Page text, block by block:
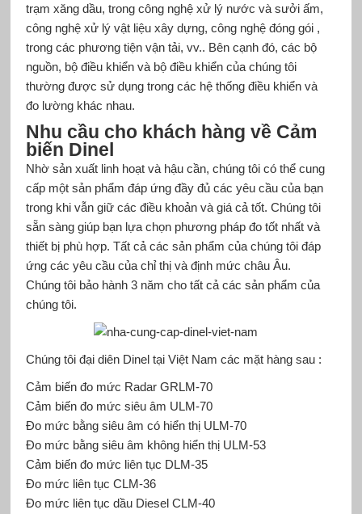
trạm xăng dầu, trong công nghệ xử lý nước và sưởi ấm,
công nghệ xử lý vật liệu xây dựng, công nghệ đóng gói ,
trong các phương tiện vận tải, vv.. Bên cạnh đó, các bộ
nguồn, bộ điều khiển và bộ điều khiển của chúng tôi
thường được sử dụng trong các hệ thống điều khiển và
đo lường khác nhau.
Nhu cầu cho khách hàng về Cảm
biến Dinel
Nhờ sản xuất linh hoạt và hậu cần, chúng tôi có thể cung
cấp một sản phẩm đáp ứng đầy đủ các yêu cầu của bạn
trong khi vẫn giữ các điều khoản và giá cả tốt. Chúng tôi
sẵn sàng giúp bạn lựa chọn phương pháp đo tốt nhất và
thiết bị phù hợp. Tất cả các sản phẩm của chúng tôi đáp
ứng các yêu cầu của chỉ thị và định mức châu Âu.
Chúng tôi bảo hành 3 năm cho tất cả các sản phẩm của
chúng tôi.
Chúng tôi đại diên Dinel tại Việt Nam các mặt hàng sau :
Cảm biến đo mức Radar GRLM-70
Cảm biến đo mức siêu âm ULM-70
Đo mức bằng siêu âm có hiển thị ULM-70
Đo mức bằng siêu âm không hiển thị ULM-53
Cảm biến đo mức liên tục DLM-35
Đo mức liên tục CLM-36
Đo mức liên tục dầu Diesel CLM-40